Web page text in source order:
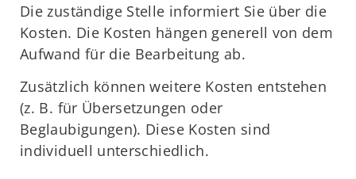
Die zuständige Stelle informiert Sie über die
Kosten. Die Kosten hängen generell von dem
Aufwand für die Bearbeitung ab.
Zusätzlich können weitere Kosten entstehen
(z. B. für Übersetzungen oder
Beglaubigungen). Diese Kosten sind
individuell unterschiedlich.